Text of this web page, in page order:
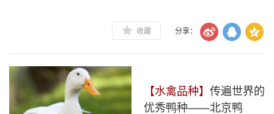
收藏 分享：
【水禽品种】 传遍世界的
优秀鸭种——北京鸭